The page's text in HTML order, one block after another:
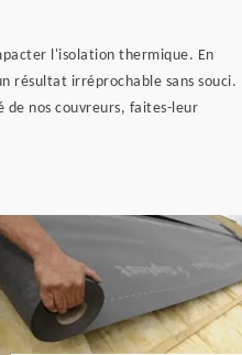
l'isolation thermique. En
résultat irréprochable sans souci.
nos couvreurs, faites-leur